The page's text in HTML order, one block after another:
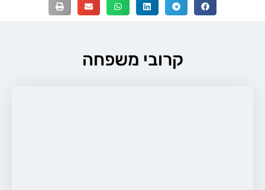
קרובי משפחה